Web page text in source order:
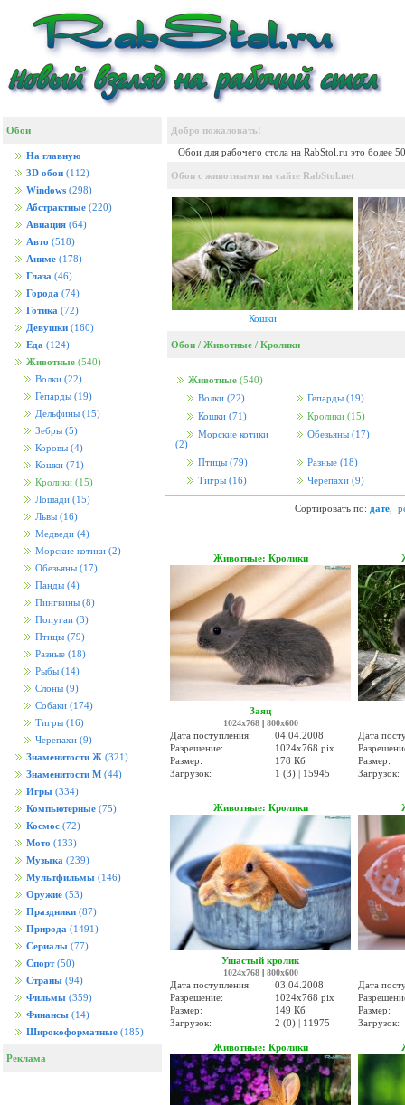
Обои
На главную
3D обои (112)
Windows (298)
Абстрактные (220)
Авиация (64)
Авто (518)
Аниме (178)
Глаза (46)
Города (74)
Готика (72)
Девушки (160)
Еда (124)
Животные (540)
Волки (22)
Гепарды (19)
Дельфины (15)
Зебры (5)
Коровы (4)
Кошки (71)
Кролики (15)
Лошади (15)
Львы (16)
Медведи (4)
Морские котики (2)
Обезьяны (17)
Панды (4)
Пингвины (8)
Попугаи (3)
Птицы (79)
Разные (18)
Рыбы (14)
Слоны (9)
Собаки (174)
Тигры (16)
Черепахи (9)
Знаменитости Ж (321)
Знаменитости М (44)
Игры (334)
Компьютерные (75)
Космос (72)
Мото (133)
Музыка (239)
Мультфильмы (146)
Оружие (53)
Праздники (87)
Природа (1491)
Сериалы (77)
Спорт (50)
Страны (94)
Фильмы (359)
Финансы (14)
Широкоформатные (185)
Реклама
Добро пожаловать!
Обои для рабочего стола на RabStol.ru это более
Обои с животными на сайте RabStol.net
Кошки
Обои / Животные / Кролики
Животные (540)
Волки (22) Гепарды (19)
Кошки (71) Кролики (15)
Морские котики
(2)
Обезьяны (17)
Птицы (79) Разные (18)
Тигры (16) Черепахи (9)
Сортировать по: дате
Животные: Кролики
Заяц
1024x768| 800x600
Дата поступления:
04.04.2008
Разрешение:
1024x768 pix
Размер:
178 Кб
Загрузок:
1 (3) | 15945
Дата
Размер:
Загрузок:
Животные: Кролики
Ушастый кролик
1024x768| 800x600
Дата поступления:
03.04.2008
Разрешение:
1024x768 pix
Размер:
149 Кб
Загрузок:
2 (0) | 11975
Дата
Размер:
Загрузок:
Животные: Кролики